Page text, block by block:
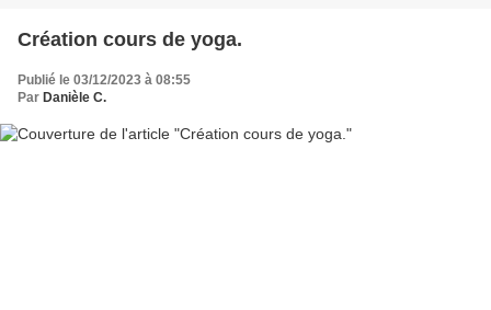
Création cours de yoga.
Publié le 03/12/2023 à 08:55
Par Danièle C.